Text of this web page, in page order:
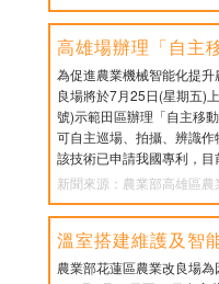
高雄場辦理「自主
為促進農業機械智能化提
良場將於7月25日(星期五)
號)示範田區辦理「自主移
可自主巡場、拍攝、辨識
該技術已申請我國專利，目
新聞來源：農業部高雄區
溫室搭建維護及智
農業部花蓮區農業改良場